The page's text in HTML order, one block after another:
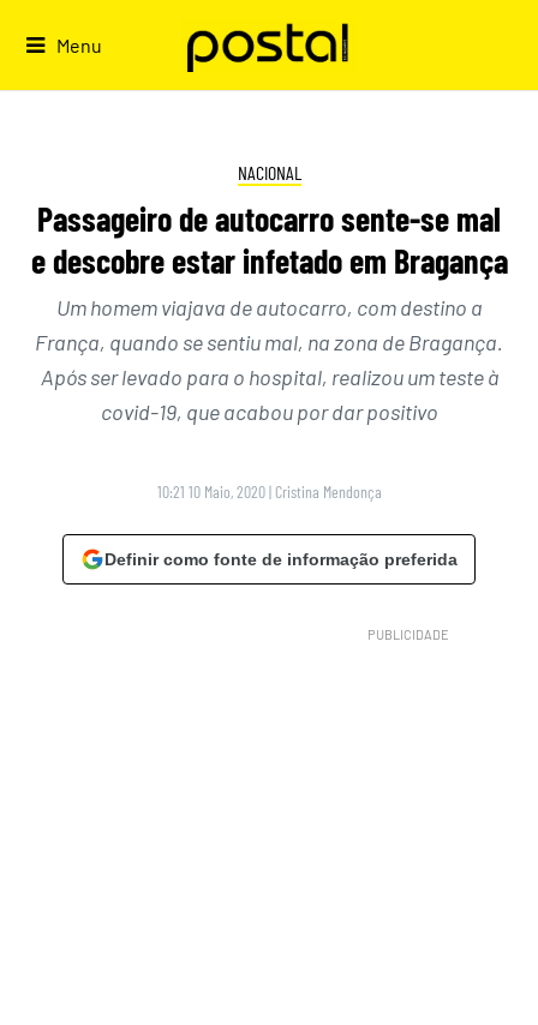
Menu
NACIONAL
Passageiro de autocarro sente-se mal
e descobre estar infetado em Bragança
Um homem viajava de autocarro, com destino a
França, quando se sentiu mal, na zona de Bragança.
Após ser levado para o hospital, realizou um teste à
covid-19, que acabou por dar positivo
10:21 10 Maio, 2020 | Cristina Mendonça
Definir como fonte de informação preferida